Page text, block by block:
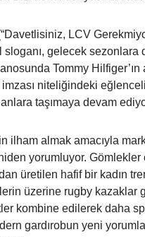
LCV
gelecek sezonlara
Tommy Hilfiger’ın
imzası niteliğindeki
taşımaya devam
almak amacıyla
yorumluyor.
üretilen hafif bir kadın
üzerine rugby
kombine edilerek daha
gardırobun yeni